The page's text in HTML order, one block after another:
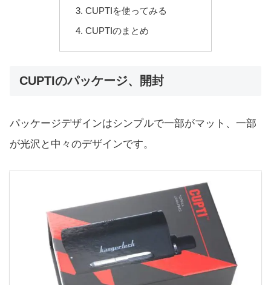
CUPTIを使ってみる
CUPTIのまとめ
CUPTIのパッケージ、開封
パッケージデザインはシンプルで一部がマット、一部
が光沢と中々のデザインです。